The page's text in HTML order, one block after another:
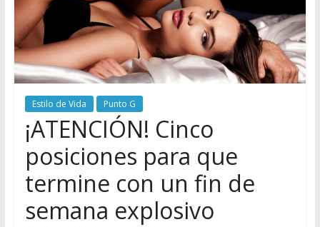
Estilo de Vida Punto G
¡ATENCIÓN! Cinco
posiciones para que
termine con un fin de
semana explosivo